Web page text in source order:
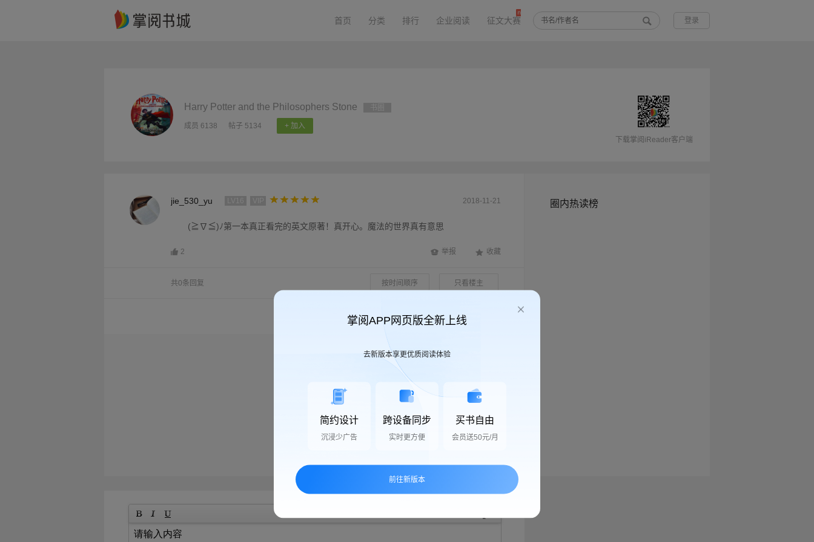
首页 分类 排行 企业阅读 征文大赛 登录
Harry Potter and the Philosophers Stone
成员 6138 帖子 5134
+ 加入
下载掌阅iReader客户端
jie_530_yu 2018-11-21
(≧∇≦)ﾉ第一本真正看完的英文原著！真开心。魔法的世界真有意思
2 举报 收藏
共0条回复 按时间顺序 只看楼主
圈内热读榜
掌阅APP网页版全新上线
去新版本享更优质阅读体验
简约设计
沉浸少广告
跨设备同步
实时更方便
买书自由
会员送50元/月
前往新版本